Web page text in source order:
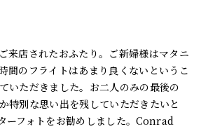
来店されたおふたり。ご新婦様はマタニ
間のフライトはあまり良くないというこ
いただきました。お二人のみの最後の
特別な思い出を残していただきたいと
ーフォトをお勧めしました。Conrad